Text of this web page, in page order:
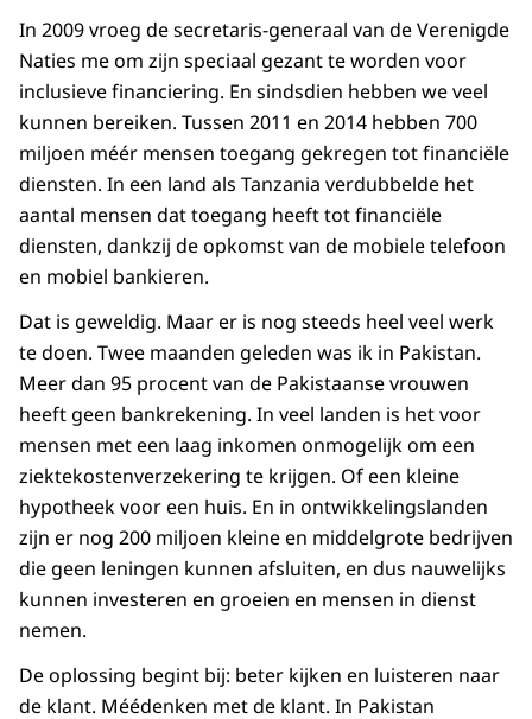
In 2009 vroeg de secretaris-generaal van de Verenigde
Naties me om zijn speciaal gezant te worden voor
inclusieve financiering. En sindsdien hebben we veel
kunnen bereiken. Tussen 2011 en 2014 hebben 700
miljoen méér mensen toegang gekregen tot financiële
diensten. In een land als Tanzania verdubbelde het
aantal mensen dat toegang heeft tot financiële
diensten, dankzij de opkomst van de mobiele telefoon
en mobiel bankieren.
Dat is geweldig. Maar er is nog steeds heel veel werk
te doen. Twee maanden geleden was ik in Pakistan.
Meer dan 95 procent van de Pakistaanse vrouwen
heeft geen bankrekening. In veel landen is het voor
mensen met een laag inkomen onmogelijk om een
ziektekostenverzekering te krijgen. Of een kleine
hypotheek voor een huis. En in ontwikkelingslanden
zijn er nog 200 miljoen kleine en middelgrote bedrijven
die geen leningen kunnen afsluiten, en dus nauwelijks
kunnen investeren en groeien en mensen in dienst
nemen.
De oplossing begint bij: beter kijken en luisteren naar
de klant. Méédenken met de klant. In Pakistan